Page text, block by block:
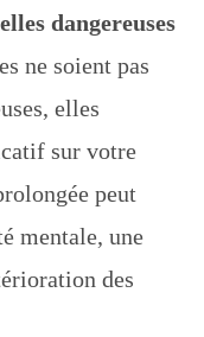
dangereuses
ne soient pas
elles
sur votre
peut
mentale, une
des